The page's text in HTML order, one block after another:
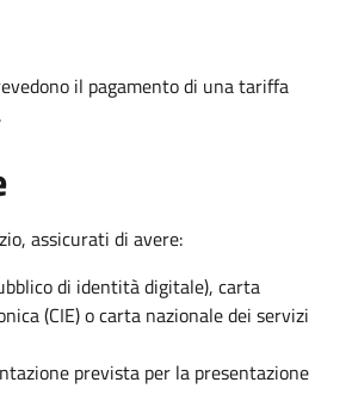
il pagamento di una tariffa
assicurati di avere:
di identità digitale), carta
(CIE) o carta nazionale dei servizi
prevista per la presentazione